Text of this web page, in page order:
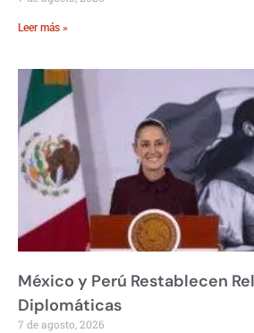
Leer más »
México y Perú Restablecen
Diplomáticas
7 de agosto, 2026